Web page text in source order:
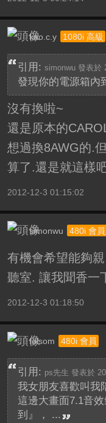
kao.c.y 1080i 高級
引用: simonwu 發表於
發現你的電源箱內
沒有換啦~
還是原本的
想過換8AWG的.
算了.還是就這樣
2012-12-3 01:15:02
simonwu 480i 會員
有機會希望能夠
聽室. 讓我聞香一
2012-12-3 01:18:50
folsom 480i 會員
引用: ps先生 發表於
我女朋友喜歡叫我
這邊大畫面7.1音
到』， ...